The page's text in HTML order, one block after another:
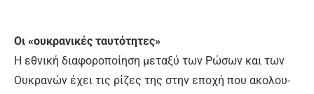
Οι «ου­κρα­νι­κές ταυ­τό­τη­τες»
Η ε­θνι­κή δια­φο­ρο­ποί­η­ση με­τα­ξύ των Ρώ­σων και των
Ου­κρα­νών έ­χει τις ρί­ζες της στην ε­πο­χή που α­κο­λου­